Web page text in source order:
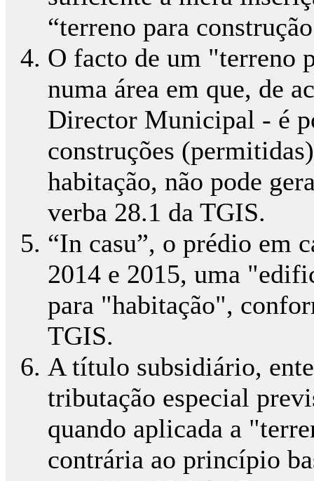
“terreno para
O facto de um "terreno
numa área em que, de
Director Municipal - é
construções
habitação, não pode
verba 28.1 da TGIS.
“In casu”, o prédio em
2014 e 2015, uma
para "habitação",
TGIS.
A título subsidiário,
tributação especial
quando aplicada a
contrária ao princípio